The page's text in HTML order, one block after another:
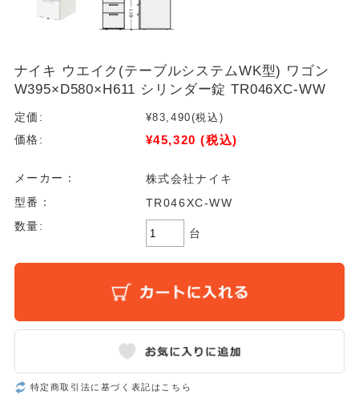
ナイキ ウエイク(テーブルシステムWK型) ワゴン
W395×D580×H611 シリンダー錠 TR046XC-WW
定価: ¥83,490(税込)
価格:
¥45,320 (税込)
メーカー：
株式会社ナイキ
型番：
TR046XC-WW
数量:
台
特定商取引法に基づく表記はこちら